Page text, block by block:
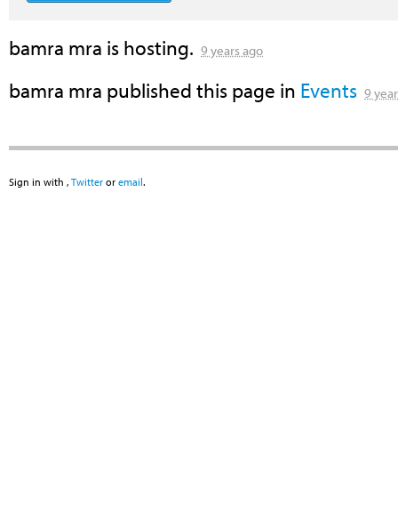
bamra mra is hosting. 9 years ago
bamra mra published this page in Events 9
Sign in with , Twitter or email.